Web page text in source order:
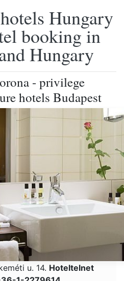
Hungary
booking in
Hungary
- privilege
hotels Budapest
u. 14. Hoteltelnet